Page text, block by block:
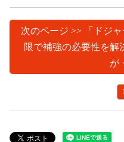
次のページ >> 「ドジ
限で補強の必要性を解
が